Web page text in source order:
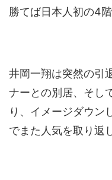
勝てば日本人初の4
井岡一翔は突然の引
ナーとの別居、そし
り、イメージダウン
でまた人気を取り返